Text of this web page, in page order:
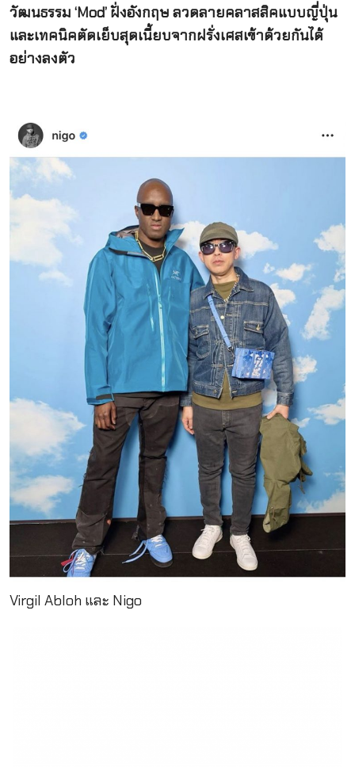
วัฒนธรรม ‘Mod’ ฝั่งอังกฤษ ลวดลายคลาสสิคแบบญี่ปุ่น
และเทคนิคตัดเย็บสุดเนี้ยบจากฝรั่งเศสเข้าด้วยกันได้
อย่างลงตัว
Virgil Abloh และ Nigo